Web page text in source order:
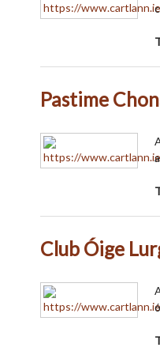
Pastime
Club Óige